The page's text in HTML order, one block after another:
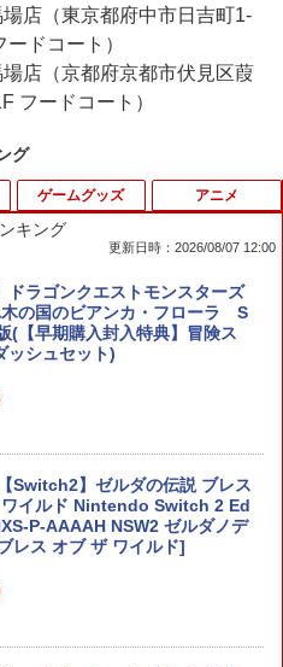
店（東京都府中市日吉町1-
ドコート）
店（京都府京都市伏見区葭
フードコート）
グ
キング
更新日時：2026/08/07 12:00
ドラゴンクエストモンスターズ
の国のビアンカ・フローラ S
(【早期購入封入特典】冒険ス
ッシュセット)
Switch2】ゼルダの伝説 ブレス
イルド Nintendo Switch 2 Ed
P-AAAAH NSW2 ゼルダノデ
レス オブ ザ ワイルド]
ゲームグッズ アニメ